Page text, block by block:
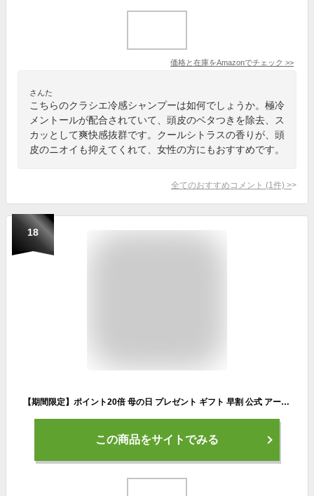
価格と在庫をAmazonでチェック >>
さんた
こちらのクラシエ冷感シャンプーは如何でしょうか。極冷
メントールが配合されていて、頭皮のベタつきを除去、ス
カッとして爽快感抜群です。クールシトラスの香りが、頭
皮のニオイも抑えてくれて、女性の方にもおすすめです。
全てのおすすめコメント (1 件) >
18
【期間限定】ポイント20倍 母の日 プレゼント ギフト 早割 公式 アートネイチャー ラボモ クールキューブ スズカ シャンプー 爽快 感 メントール 清涼 感 冷感 爽快感 サロン ボリューム レディース シャンプー レディース 女性 女性用 LABOMO
この商品をサイトでみる